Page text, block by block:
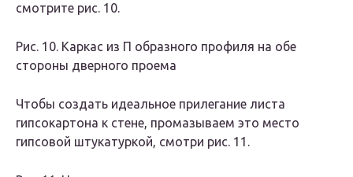
смотрите рис. 10.
Рис. 10. Каркас из П образного профиля на обе
стороны дверного проема
Чтобы создать идеальное прилегание листа
гипсокартона к стене, промазываем это место
гипсовой штукатуркой, смотри рис. 11.